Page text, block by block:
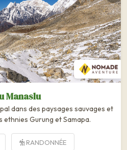
Manaslu
dans des paysages sauvages et
Gurung et Samapa.
RANDONNÉE